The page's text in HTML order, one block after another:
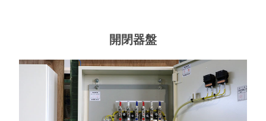
開閉器盤